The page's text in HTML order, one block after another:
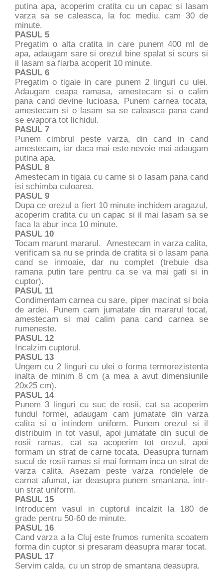
putina apa, acoperim cratita cu un capac si lasam
varza sa se caleasca, la foc mediu, cam 30 de
minute.
PASUL 5
Pregatim o alta cratita in care punem 400 ml de
apa, adaugam sare si orezul bine spalat si scurs si
il lasam sa fiarba acoperit 10 minute.
PASUL 6
Pregatim o tigaie in care punem 2 linguri cu ulei.
Adaugam ceapa ramasa, amestecam si o calim
pana cand devine lucioasa. Punem carnea tocata,
amestecam si o lasam sa se caleasca pana cand
se evapora tot lichidul.
PASUL 7
Punem cimbrul peste varza, din cand in cand
amestecam, iar daca mai este nevoie mai adaugam
putina apa.
PASUL 8
Amestecam in tigaia cu carne si o lasam pana cand
isi schimba culoarea.
PASUL 9
Dupa ce orezul a fiert 10 minute inchidem aragazul,
acoperim cratita cu un capac si il mai lasam sa se
faca la abur inca 10 minute.
PASUL 10
Tocam marunt mararul. Amestecam in varza calita,
verificam sa nu se prinda de cratita si o lasam pana
cand se inmoaie, dar nu complet (trebuie dsa
ramana putin tare pentru ca se va mai gati si in
cuptor).
PASUL 11
Condimentam carnea cu sare, piper macinat si boia
de ardei. Punem cam jumatate din mararul tocat,
amestecam si mai calim pana cand carnea se
rumeneste.
PASUL 12
Incalzim cuptorul.
PASUL 13
Ungem cu 2 linguri cu ulei o forma termorezistenta
inalta de minim 8 cm (a mea a avut dimensiunile
20x25 cm).
PASUL 14
Punem 3 linguri cu suc de rosii, cat sa acoperim
fundul formei, adaugam cam jumatate din varza
calita si o intindem uniform. Punem orezul si il
distribuim in tot vasul, apoi jumatate din sucul de
rosii ramas, cat sa acoperim tot orezul, apoi
formam un strat de carne tocata. Deasupra turnam
sucul de rosii ramas si mai formam inca un strat de
varza calita. Asezam peste varza rondelele de
carnat afumat, iar deasupra punem smantana, intr-
un strat uniform.
PASUL 15
Introducem vasul in cuptorul incalzit la 180 de
grade pentru 50-60 de minute.
PASUL 16
Cand varza a la Cluj este frumos rumenita scoatem
forma din cuptor si presaram deasupra marar tocat.
PASUL 17
Servim calda, cu un strop de smantana deasupra.